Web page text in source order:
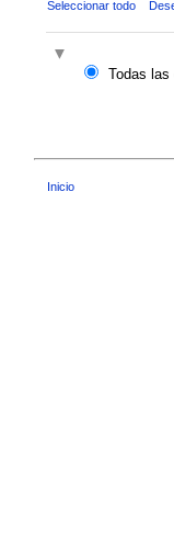
Seleccionar todo
Todas las
Inicio